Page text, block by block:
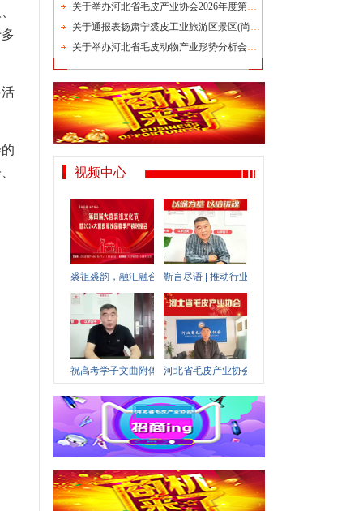
关于举办河北省毛皮产业协会2026年度第一次会长办公会的通知
关于通报表扬肃宁裘皮工业旅游区景区(尚村裘皮城)及10家“诚信品牌店”的决定
关于举办河北省毛皮动物产业形势分析会的通知
视频中心
裘祖裘韵，融汇融合！第四届大营裘祖文化节即将启幕
靳言尽语 | 推动行业诚信建设，助力消费提
祝高考学子文曲附体，裘祖文化节不见不散！
河北省毛皮产业协会2026新春祝福合集